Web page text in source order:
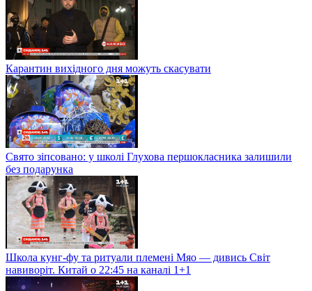
Карантин вихідного дня можуть скасувати
Свято зіпсовано: у школі Глухова першокласника залишили
без подарунка
Школа кунг-фу та ритуали племені Мяо — дивись Світ
навиворіт. Китай о 22:45 на каналі 1+1